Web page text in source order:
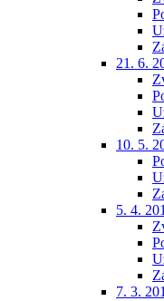
21. 6.
10. 5.
5. 4.
7. 3.